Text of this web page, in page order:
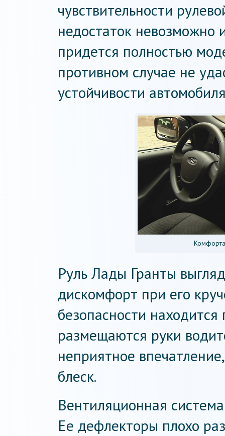
чувствительности
недостаток невозможно
придется полностью
противном случае не
устойчивости
Руль Лады Гранты
дискомфорт при его
безопасности
размещаются руки
неприятное
блеск.
Вентиляционная
Ее дефлекторы плохо